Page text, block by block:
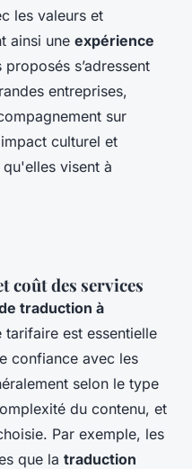
les valeurs et
ainsi une expérience
s’adressent
entreprises,
sur
culturel et
visent à
coût des services
traduction à
tarifaire est essentielle
confiance avec les
selon le type
du contenu, et
Par exemple, les
que la traduction